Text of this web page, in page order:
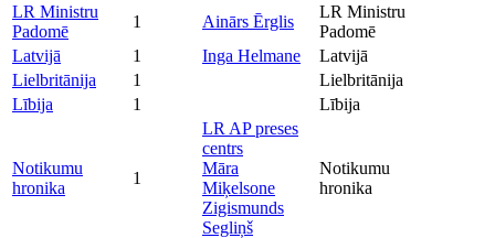
LR Ministru
Padomē
1 Ainārs Ērglis
LR Ministru
Padomē
Latvijā
1 Inga Helmane
Latvijā
Lielbritānija
1
Lielbritānija
Lībija
1 Lībija
Notikumu
hronika
1
LR AP preses
centrs
Māra
Miķelsone
Zigismunds
Segliņš
Notikumu
hronika